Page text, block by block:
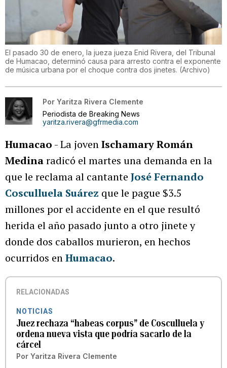
El pasado 30 de enero, la jueza jueza Enid Rivera, del Tribunal
de Humacao, determinó causa para arresto contra el exponente
de música urbana por el choque contra dos jinetes. (Archivo)
Por Yaritza Rivera Clemente
Periodista de Breaking News
yaritza.rivera@gfrmedia.com
Humacao - La jovenIschamary Román
Medinaradicó el martes una demanda en la
que le reclama al cantante José Fernando
Cosculluela Suárez que le pague $3.5
millones por el accidente en el que resultó
herida el año pasado junto a otro jinete y
donde dos caballos murieron, en hechos
ocurridos enHumacao.
RELACIONADAS
NOTICIAS
Juez rechaza “habeas corpus” de Cosculluela y
ordena nueva vista que podría sacarlo de la
cárcel
Por Yaritza Rivera Clemente